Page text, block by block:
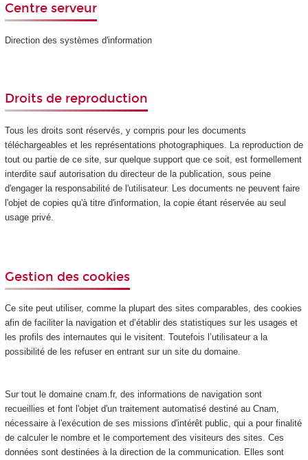
Centre serveur
Direction des systèmes d'information
Droits de reproduction
Tous les droits sont réservés, y compris pour les documents
téléchargeables et les représentations photographiques. La reproduction de
tout ou partie de ce site, sur quelque support que ce soit, est formellement
interdite sauf autorisation du directeur de la publication, sous peine
d'engager la responsabilité de l'utilisateur. Les documents ne peuvent faire
l'objet de copies qu'à titre d'information, la copie étant réservée au seul
usage privé.
Gestion des cookies
Ce site peut utiliser, comme la plupart des sites comparables, des cookies
afin de faciliter la navigation et d’établir des statistiques sur les usages et
les profils des internautes qui le visitent. Toutefois l’utilisateur a la
possibilité de les refuser en entrant sur un site du domaine.
Sur tout le domaine cnam.fr, des informations de navigation sont
recueillies et font l'objet d'un traitement automatisé destiné au Cnam,
nécessaire à l'exécution de ses missions d'intérêt public, qui a pour finalité
de calculer le nombre et le comportement des visiteurs des sites. Ces
données sont destinées à la direction de la communication. Elles sont